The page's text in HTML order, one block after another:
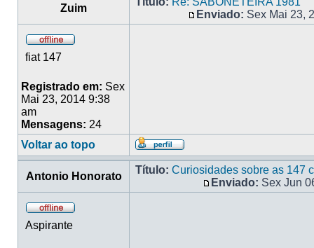
Zuim
Enviado: Sex Mai 23,
fiat 147
Registrado em: Sex
Mai 23, 2014 9:38
am
Mensagens: 24
Voltar ao topo
Antonio Honorato
Título: Curiosidades sobre as 147
Enviado: Sex Jun
Aspirante